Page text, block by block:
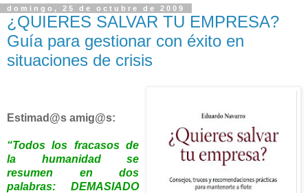
domingo, 25 de octubre de 2009
¿QUIERES SALVAR TU EMPRESA?
Guía para gestionar con éxito en
situaciones de crisis
Estimad@s amig@s:
“Todos los fracasos de
la humanidad se
resumen en dos
palabras: DEMASIADO